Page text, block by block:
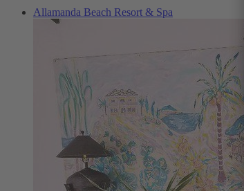
Allamanda Beach Resort & Spa